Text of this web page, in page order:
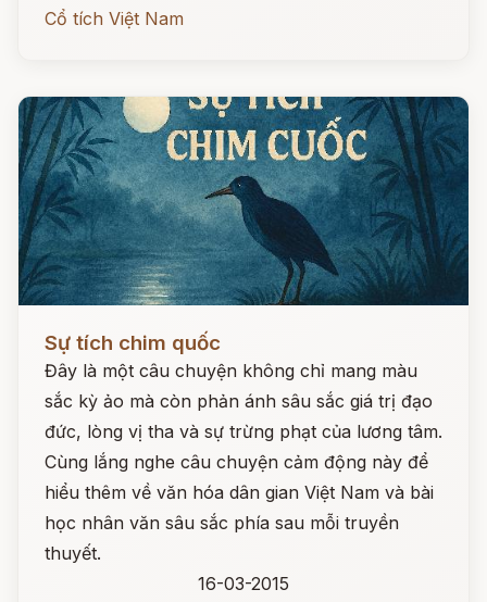
Cổ tích Việt Nam
Sự tích chim quốc
Đây là một câu chuyện không chỉ mang màu
sắc kỳ ảo mà còn phản ánh sâu sắc giá trị đạo
đức, lòng vị tha và sự trừng phạt của lương tâm.
Cùng lắng nghe câu chuyện cảm động này để
hiểu thêm về văn hóa dân gian Việt Nam và bài
học nhân văn sâu sắc phía sau mỗi truyền
thuyết.
16-03-2015